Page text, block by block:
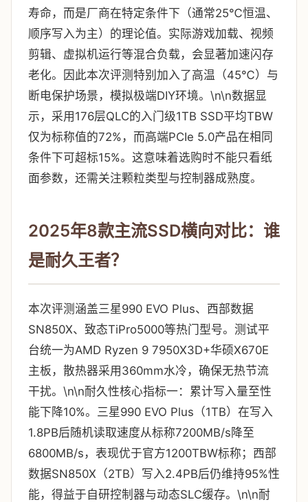
寿命，而是厂商在特定条件下（通常25℃恒温、
顺序写入为主）的理论值。实际游戏加载、视频
剪辑、虚拟机运行等混合负载，会显著加速闪存
老化。因此本次评测特别加入了高温（45℃）与
断电保护场景，模拟极端DIY环境。\n\n数据显
示，采用176层QLC的入门级1TB SSD平均TBW
仅为标称值的72%，而高端PCIe 5.0产品在相同
条件下可超标15%。这意味着选购时不能只看纸
面参数，还需关注颗粒类型与控制器成熟度。
2025年8款主流SSD横向对比：谁
是耐久王者？
本次评测涵盖三星990 EVO Plus、西部数据
SN850X、致态TiPro5000等热门型号。测试平
台统一为AMD Ryzen 9 7950X3D+华硕X670E
主板，散热器采用360mm水冷，确保无热节流
干扰。\n\n耐久性核心指标一：累计写入量至性
能下降10%。三星990 EVO Plus（1TB）在写入
1.8PB后随机读取速度从标称7200MB/s降至
6800MB/s，表现优于官方1200TBW标称；西部
数据SN850X（2TB）写入2.4PB后仍维持95%性
能，得益于自研控制器与动态SLC缓存。\n\n耐